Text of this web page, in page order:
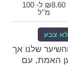
₪8.60
ל- 100
מ''ל
צבע
שלנו אך
האמת, עם